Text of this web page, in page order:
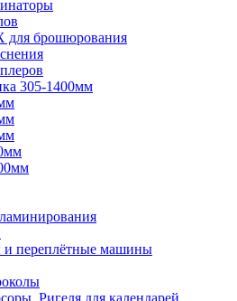
брошюрования
305-1400мм
переплётные машины
Ригеля для календарей